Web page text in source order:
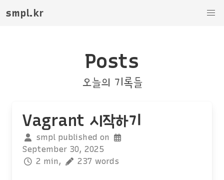
smpl.kr
Posts
오늘의 기록들
Vagrant 시작하기
smpl published on
September 30, 2025
2 min,
237 words